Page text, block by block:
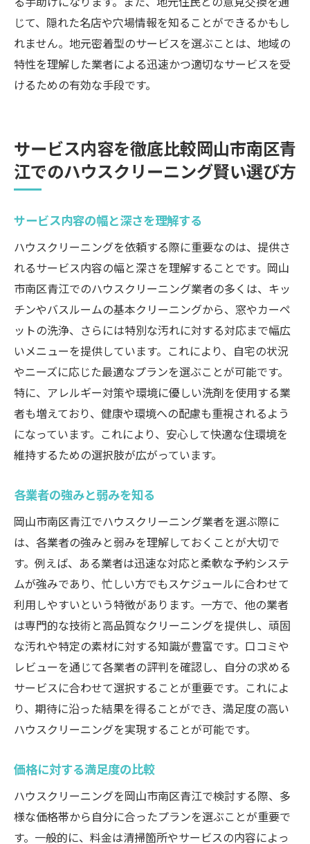
じて、隠れた名店や穴場情報を知ることができるかもし
れません。地元密着型のサービスを選ぶことは、地域の
特性を理解した業者による迅速かつ適切なサービスを受
けるための有効な手段です。
サービス内容を徹底比較岡山市南区青
江でのハウスクリーニング賢い選び方
サービス内容の幅と深さを理解する
ハウスクリーニングを依頼する際に重要なのは、提供さ
れるサービス内容の幅と深さを理解することです。岡山
市南区青江でのハウスクリーニング業者の多くは、キッ
チンやバスルームの基本クリーニングから、窓やカーペ
ットの洗浄、さらには特別な汚れに対する対応まで幅広
いメニューを提供しています。これにより、自宅の状況
やニーズに応じた最適なプランを選ぶことが可能です。
特に、アレルギー対策や環境に優しい洗剤を使用する業
者も増えており、健康や環境への配慮も重視されるよう
になっています。これにより、安心して快適な住環境を
維持するための選択肢が広がっています。
各業者の強みと弱みを知る
岡山市南区青江でハウスクリーニング業者を選ぶ際に
は、各業者の強みと弱みを理解しておくことが大切で
す。例えば、ある業者は迅速な対応と柔軟な予約システ
ムが強みであり、忙しい方でもスケジュールに合わせて
利用しやすいという特徴があります。一方で、他の業者
は専門的な技術と高品質なクリーニングを提供し、頑固
な汚れや特定の素材に対する知識が豊富です。口コミや
レビューを通じて各業者の評判を確認し、自分の求める
サービスに合わせて選択することが重要です。これによ
り、期待に沿った結果を得ることができ、満足度の高い
ハウスクリーニングを実現することが可能です。
価格に対する満足度の比較
ハウスクリーニングを岡山市南区青江で検討する際、多
様な価格帯から自分に合ったプランを選ぶことが重要で
す。一般的に、料金は清掃箇所やサービスの内容によっ